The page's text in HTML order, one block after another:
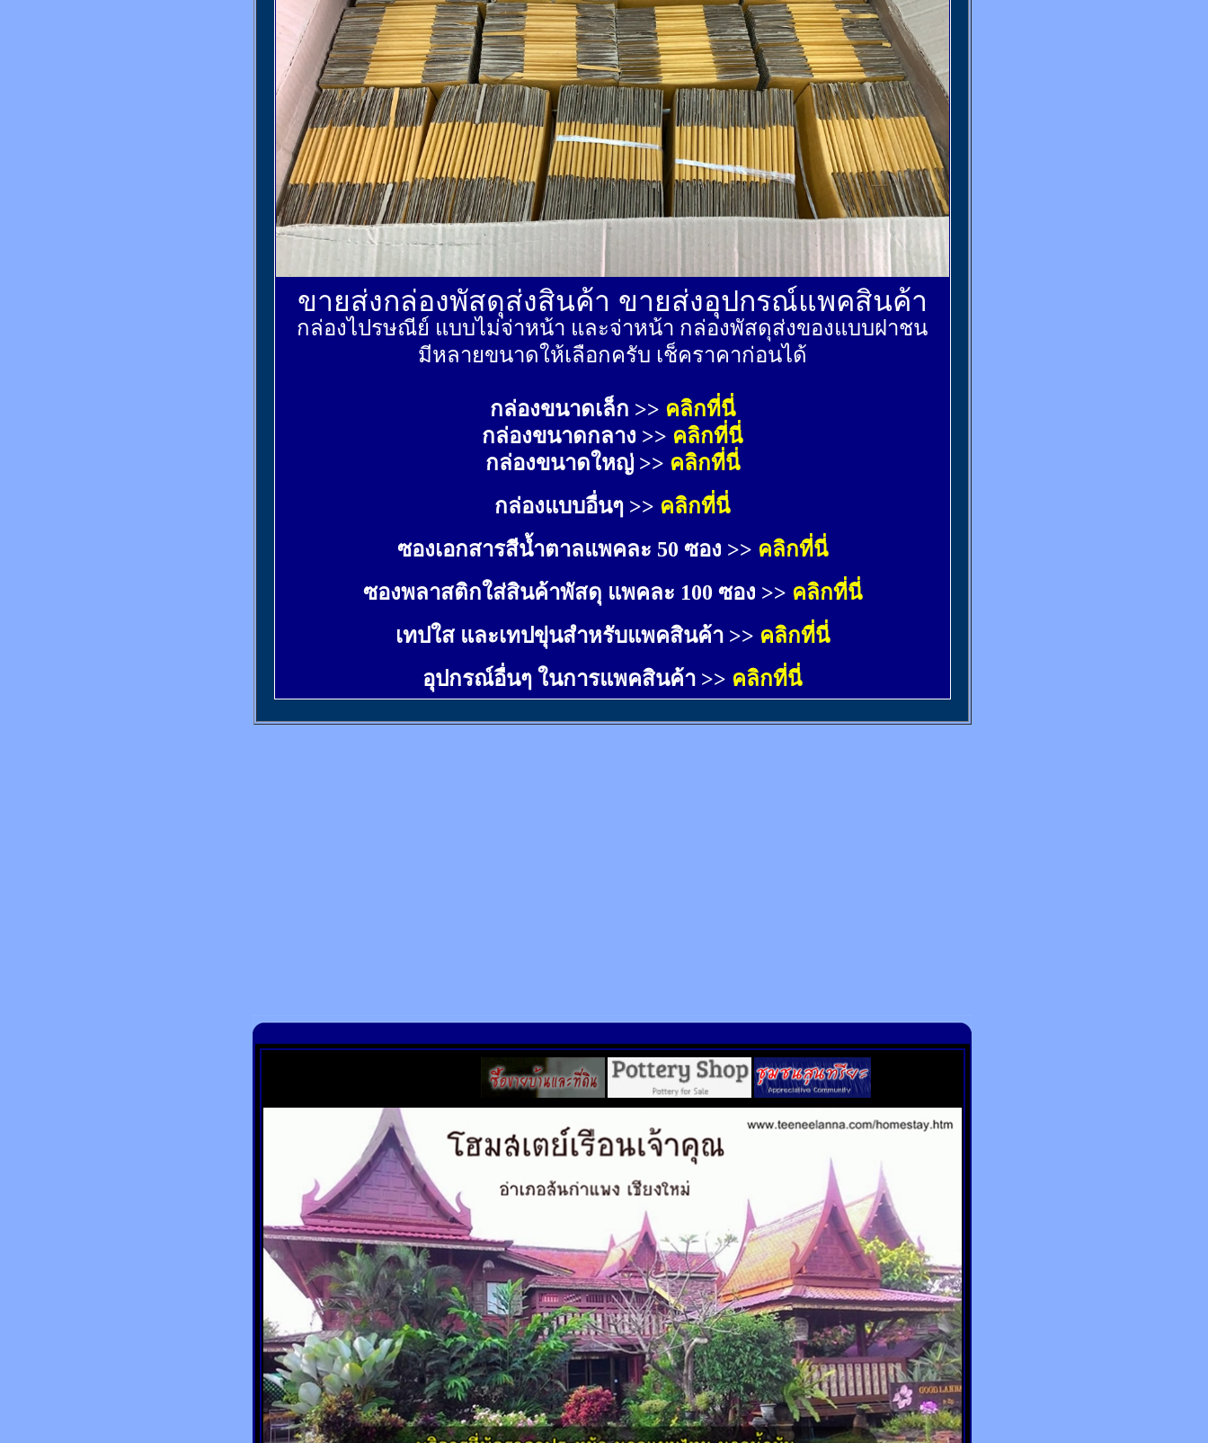
ขายส่งกล่องพัสดุส่งสินค้า ขายส่งอุปกรณ์แพคสินค้า
กล่องไปรษณีย์ แบบไม่จ่าหน้า และจ่าหน้า กล่องพัสดุส่งของแบบฝาชน
มีหลายขนาดให้เลือกครับ เช็คราคาก่อนได้
กล่องขนาดเล็ก >> คลิกที่นี่
กล่องขนาดกลาง >> คลิกที่นี่
กล่องขนาดใหญ่ >> คลิกที่นี่
กล่องแบบอื่นๆ >> คลิกที่นี่
ซองเอกสารสีน้ำตาลแพคละ 50 ซอง >> คลิกที่นี่
ซองพลาสติกใส่สินค้าพัสดุ แพคละ 100 ซอง >> คลิกที่นี่
เทปใส และเทปขุ่นสำหรับแพคสินค้า >> คลิกที่นี่
อุปกรณ์อื่นๆ ในการแพคสินค้า >> คลิกที่นี่